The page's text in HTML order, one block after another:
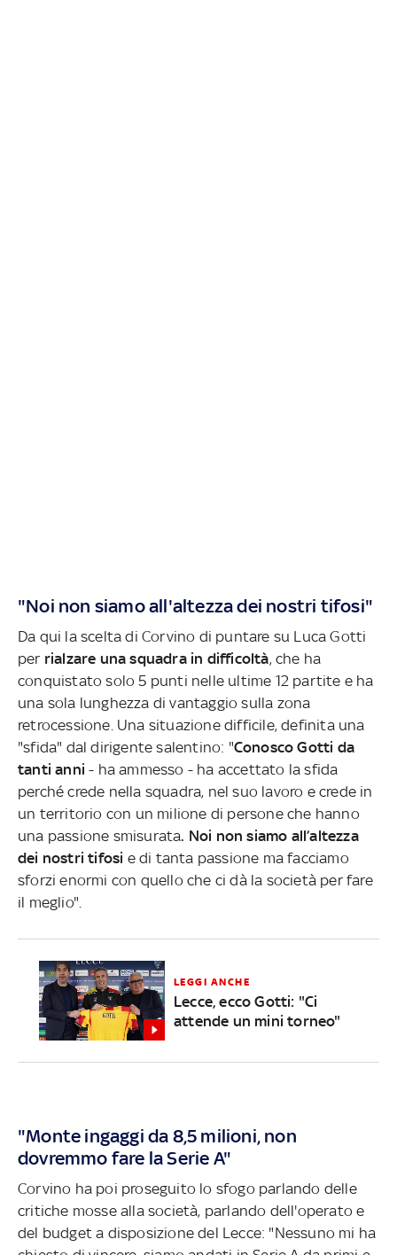
"Noi non siamo all'altezza dei nostri tifosi"
Da qui la scelta di Corvino di puntare su Luca Gotti
per rialzare una squadra in difficoltà, che ha
conquistato solo 5 punti nelle ultime 12 partite e ha
una sola lunghezza di vantaggio sulla zona
retrocessione. Una situazione difficile, definita una
"sfida" dal dirigente salentino: "Conosco Gotti da
tanti anni- ha ammesso - ha accettato la sfida
perché crede nella squadra, nel suo lavoro e crede in
un territorio con un milione di persone che hanno
una passione smisurata. Noi non siamo all’altezza
dei nostri tifosi e di tanta passione ma facciamo
sforzi enormi con quello che ci dà la società per fare
il meglio".
LEGGI ANCHE
Lecce, ecco Gotti: "Ci
attende un mini torneo"
"Monte ingaggi da 8,5 milioni, non
dovremmo fare la Serie A"
Corvino ha poi proseguito lo sfogo parlando delle
critiche mosse alla società, parlando dell'operato e
del budget a disposizione del Lecce: "Nessuno mi ha